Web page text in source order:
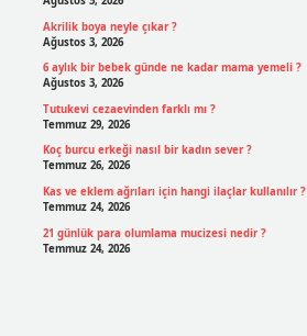
Akrilik boya neyle çıkar ?
Ağustos 3, 2026
6 aylık bir bebek günde ne kadar mama yemeli ?
Ağustos 3, 2026
Tutukevi cezaevinden farklı mı ?
Temmuz 29, 2026
Koç burcu erkeği nasıl bir kadın sever ?
Temmuz 26, 2026
Kas ve eklem ağrıları için hangi ilaçlar kullanılır ?
Temmuz 24, 2026
21 günlük para olumlama mucizesi nedir ?
Temmuz 24, 2026